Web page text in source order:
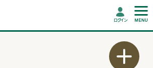
ログイン